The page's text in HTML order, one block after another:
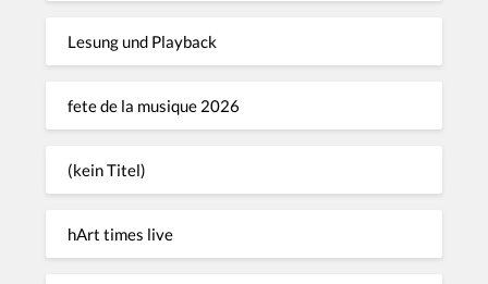
Lesung und Playback
fete de la musique 2026
(kein Titel)
hArt times live